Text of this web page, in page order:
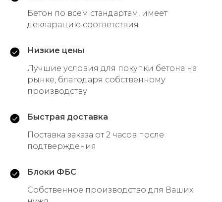
Бетон по всем стандартам, имеет
декларацию соответствия
Низкие цены
Лучшие условия для покупки бетона на
рынке, благодаря собственному
производству
Быстрая доставка
Поставка заказа от 2 часов после
подтверждения
Блоки ФБС
Собственное производство для Ваших